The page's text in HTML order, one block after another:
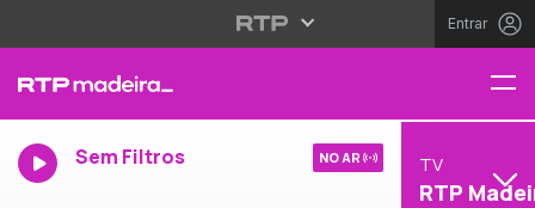
Entrar
Sem Filtros NO AR TV
RTP